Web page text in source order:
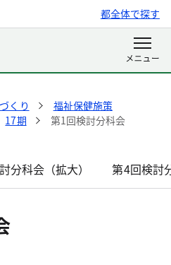
都全体で探す
くり
福祉保健施策
17期 第1回検討分科会
分科会（拡大） 第4回検討